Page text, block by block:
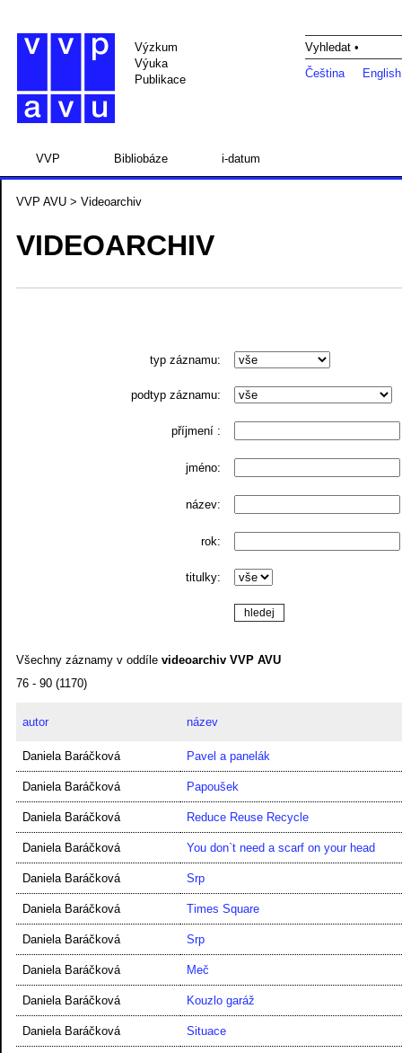
Výzkum
Výuka
Publikace
Vyhledat •
Čeština
English
VVP Bibliobáze i-datum
VVP AVU > Videoarchiv
VIDEOARCHIV
typ záznamu:
podtyp záznamu:
příjmení :
jméno:
název:
rok:
titulky:
Všechny záznamy v oddíle videoarchiv VVP AVU
76 - 90 (1170)
autor název
Daniela Baráčková Pavel a panelák
Daniela Baráčková Papoušek
Daniela Baráčková Reduce Reuse Recycle
Daniela Baráčková You don`t need a scarf on your head
Daniela Baráčková Srp
Daniela Baráčková Times Square
Daniela Baráčková Srp
Daniela Baráčková Meč
Daniela Baráčková Kouzlo garáž
Daniela Baráčková Situace